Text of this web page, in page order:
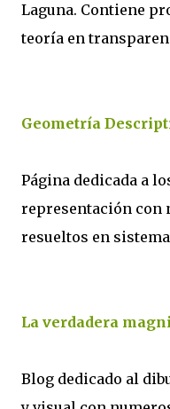
Laguna. Contiene
teoría en
Geometría
Página dedicada a
representación con
resueltos en
La verdadera
Blog dedicado al